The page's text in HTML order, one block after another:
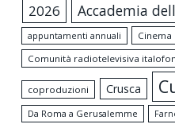
2026 Accademia
appuntamenti annuali
Cinema
Comunità radiotelevisiva
coproduzioni Crusca
Da Roma a Gerusalemme